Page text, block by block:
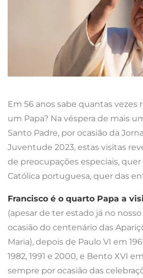
Em 56 anos sabe quantas vezes
um Papa? Na véspera de mais
Santo Padre, por ocasião da
Juventude 2023, estas visitas
de preocupações especiais,
Católica portuguesa, quer das
Francisco é o quarto Papa a
(apesar de ter estado já no nosso
ocasião do centenário das
Maria), depois de Paulo VI em
1982, 1991 e 2000, e Bento XVI
sempre por ocasião das